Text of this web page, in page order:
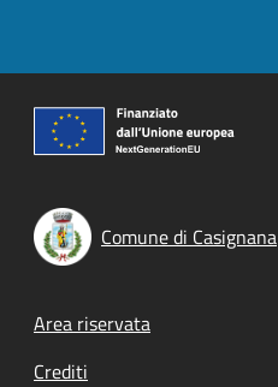
Comune di Casignana
Footer menu
Area riservata
Crediti